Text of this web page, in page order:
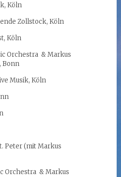
Köln
Zollstock, Köln
Köln
Orchestra & Markus
Bonn
Musik, Köln
Peter (mit Markus
Orchestra & Markus